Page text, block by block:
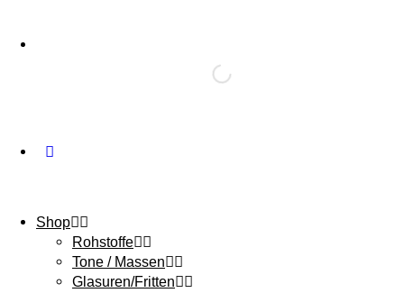
Shop
Rohstoffe
Tone / Massen
Glasuren/Fritten